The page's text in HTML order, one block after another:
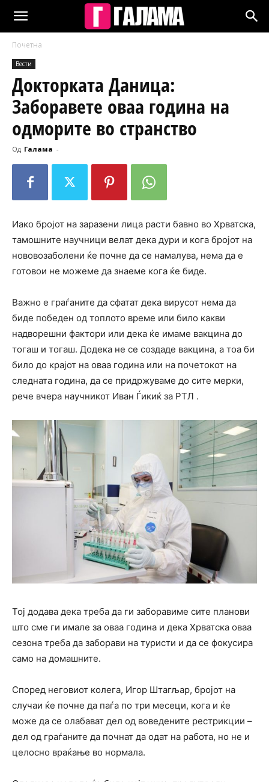
Почетна
Вести
Докторката Даница:
Заборавете оваа година на
одморите во странство
Од Галама -
Иако бројот на заразени лица расти бавно во Хрватска,
тамошните научници велат дека дури и кога бројот на
нововозаболени ќе почне да се намалува, нема да е
готовои не можеме да знаеме кога ќе биде.
Важно е граѓаните да сфатат дека вирусот нема да
биде победен од топлото време или било какви
надворешни фактори или дека ќе имаме вакцина до
тогаш и тогаш. Додека не се создаде вакцина, а тоа би
било до крајот на оваа година или на почетокот на
следната година, да се придржуваме до сите мерки,
рече вчера научникот Иван Ѓикиќ за РТЛ .
Тој додава дека треба да ги заборавиме сите планови
што сме ги имале за оваа година и дека Хрватска оваа
сезона треба да заборави на туристи и да се фокусира
само на домашните.
Според неговиот колега, Игор Штагљар, бројот на
случаи ќе почне да паѓа по три месеци, кога и ќе
може да се олабават дел од воведените рестрикции –
дел од граѓаните да почнат да одат на работа, но не и
целосно враќање во нормала.